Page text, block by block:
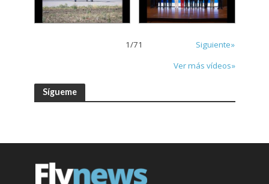
1/71
Siguiente»
Ver más vídeos»
Sígueme